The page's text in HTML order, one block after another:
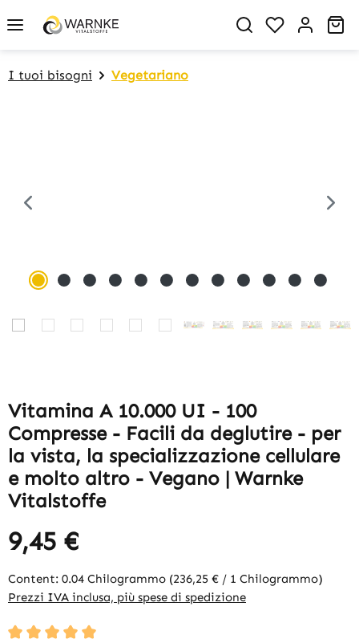
content You have 0
I tuoi bisogni Vegetariano
Vitamina A 10.000 UI - 100
Compresse - Facili da deglutire - per
la vista, la specializzazione cellulare
e molto altro - Vegano | Warnke
Vitalstoffe
9,45 €
Content: 0.04 Chilogrammo (236,25 € / 1 Chilogrammo)
Prezzi IVA inclusa, più spese di spedizione